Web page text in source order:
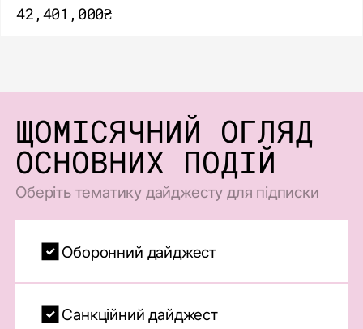
42,401,000₴
ЩОМІСЯЧНИЙ ОГЛЯД
ОСНОВНИХ ПОДІЙ
Оберіть тематику дайджесту для підписки
Оборонний дайджест
Санкційний дайджест